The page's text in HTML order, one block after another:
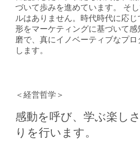
づいて歩みを進めています。 そ
ルはありません。時代時代に応じ
形をマーケティングに基づいて
磨で、真にイノベーティブなプ
します。
＜経営哲学＞
感動を呼び、学ぶ楽し
りを行います。